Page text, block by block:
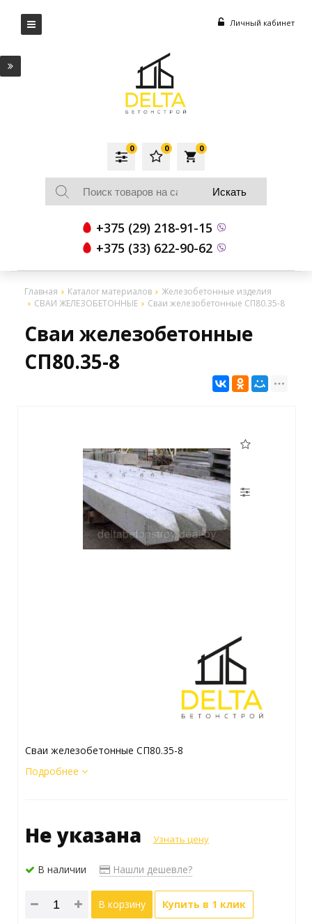
Личный кабинет
local_grocery_store
0
0
0
+375 (29) 218-91-15
+375 (33) 622-90-62
Главная Каталог материалов
Железобетонные изделия
СВАИ ЖЕЛЕЗОБЕТОННЫЕ
Сваи железобетонные СП80.35-8
Сваи железобетонные
СП80.35-8
Сваи железобетонные СП80.35-8
Подробнее
Не указана Узнать цену
В наличии Нашли дешевле?
В корзину Купить в 1 клик